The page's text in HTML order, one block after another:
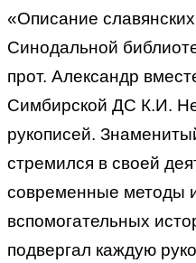
«Описание
Синодальной
прот. Александр
Симбирской ДС К.И.
рукописей.
стремился в своей
современные методы
вспомогательных
подвергал каждую